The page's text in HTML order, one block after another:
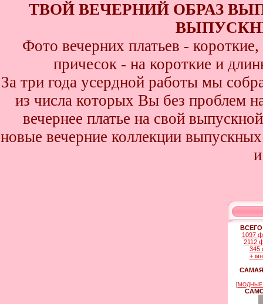
ТВОЙ ВЕЧЕРНИЙ ОБРАЗ
Фото вечерних платьев -
причесок - на короткие и
За три года усердной работы мы
из числа которых Вы без проблем
вечернее платье на свой
новые вечерние коллекции
1097
2112
345
+
[МОДНЫЕ